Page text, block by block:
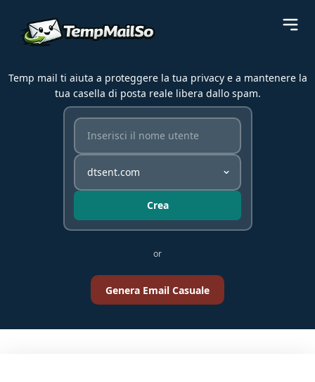
Temp mail ti aiuta a proteggere la tua privacy e a mantenere la
tua casella di posta reale libera dallo spam.
Crea
or
Genera Email Casuale